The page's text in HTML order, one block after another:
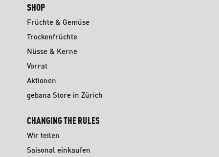
SHOP
Früchte & Gemüse
Trockenfrüchte
Nüsse & Kerne
Vorrat
Aktionen
gebana Store in Zürich
CHANGING THE RULES
Wir teilen
Saisonal einkaufen